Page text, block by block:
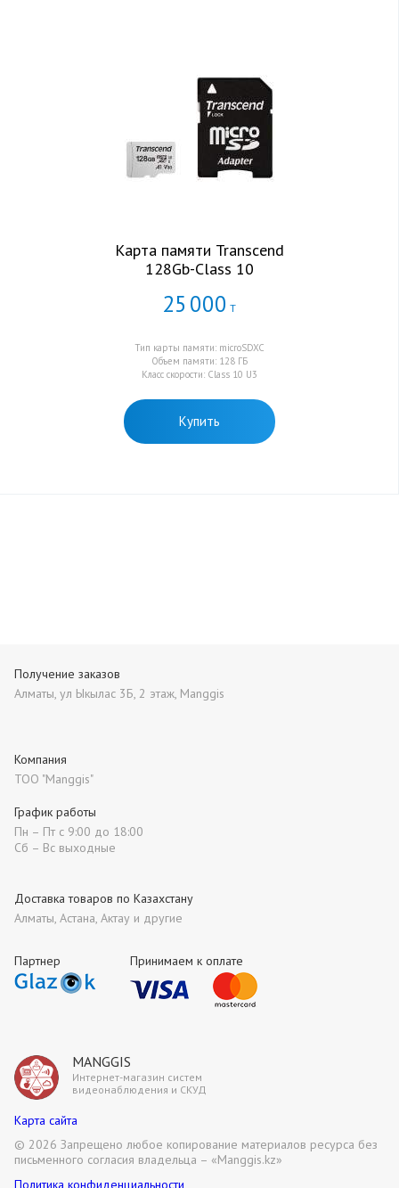
Карта памяти Transcend
128Gb-Class 10
25 000 Т
Тип карты памяти: microSDXC
Объем памяти: 128 ГБ
Класс скорости: Class 10 U3
Купить
MANGGIS
Интернет-магазин систем
видеонаблюдения и СКУД
Партнер Принимаем к оплате
Получение заказов
Алматы, ул Ыкылас 3Б, 2 этаж, Manggis
Компания
ТОО "Manggis"
Доставка товаров по Казахстану
Алматы, Астана, Актау и другие
График работы
Пн – Пт с 9:00 до 18:00
Сб – Вс выходные
Карта сайта
Политика конфиденциальности
© 2026 Запрещено любое копирование материалов ресурса без
письменного согласия владельца – «Manggis.kz»